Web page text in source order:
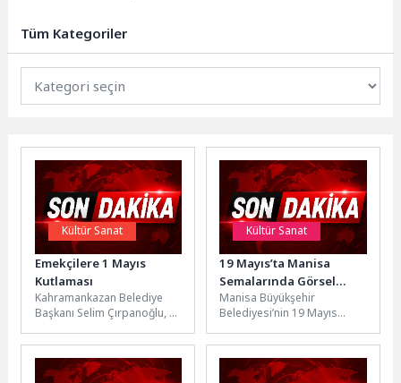
Sayın Recep Tayyip...
Tüm Kategoriler
Kültür Sanat
Emekçilere 1 Mayıs
Kutlaması
Kahramankazan Belediye
Başkanı Selim Çırpanoğlu, 1
Günü dolayısıyla Temizlik
İşleri Müdürlüğü...
Kültür Sanat
19 Mayıs’ta Manisa
Semalarında Görsel
Şölen
Manisa Büyükşehir
Belediyesi’nin 19 Mayıs
Spor Bayramı kutlamaları
kapsamında düzenlediği
drone...